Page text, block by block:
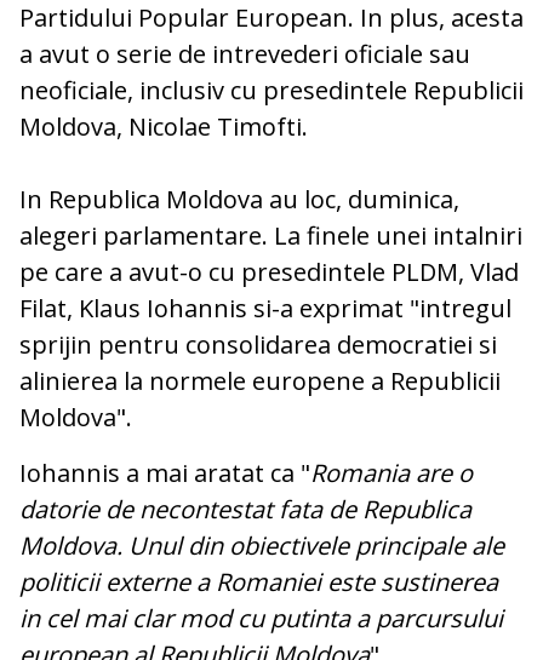
Partidului Popular European. In plus, acesta
a avut o serie de intrevederi oficiale sau
neoficiale, inclusiv cu presedintele Republicii
Moldova, Nicolae Timofti.
In Republica Moldova au loc, duminica,
alegeri parlamentare. La finele unei intalniri
pe care a avut-o cu presedintele PLDM, Vlad
Filat, Klaus Iohannis si-a exprimat "intregul
sprijin pentru consolidarea democratiei si
alinierea la normele europene a Republicii
Moldova".
Iohannis a mai aratat ca "Romania are o
datorie de necontestat fata de Republica
Moldova. Unul din obiectivele principale ale
politicii externe a Romaniei este sustinerea
in cel mai clar mod cu putinta a parcursului